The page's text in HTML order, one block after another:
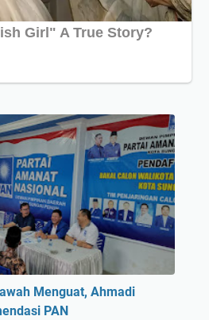
Menguat, Ahmadi
PAN